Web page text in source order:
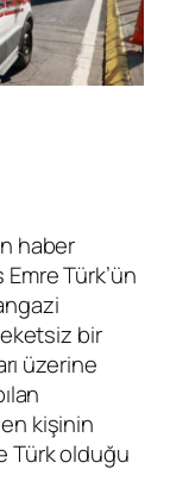
haber
Türk’ün
bir
üzerine
kişinin
Türk olduğu